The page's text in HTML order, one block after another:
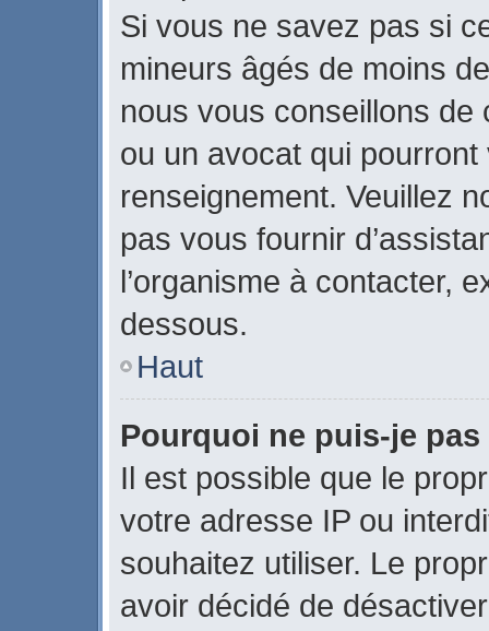
Si vous ne savez pas si
mineurs âgés de moins
nous vous conseillons de
ou un avocat qui
renseignement. Veuillez
pas vous fournir
l’organisme à contacter,
dessous.
Haut
Pourquoi ne puis-je pas
Il est possible que le
votre adresse IP ou
souhaitez utiliser. Le
avoir décidé de